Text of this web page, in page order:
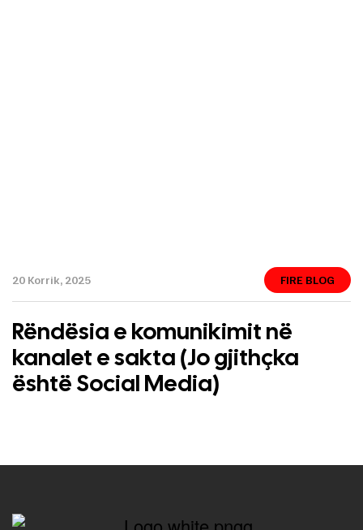
20 Korrik, 2025 FIRE BLOG
Rëndësia e komunikimit në
kanalet e sakta (Jo gjithçka
është Social Media)